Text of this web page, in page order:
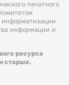
печатного
информатизации
информации и
ресурса
старше.